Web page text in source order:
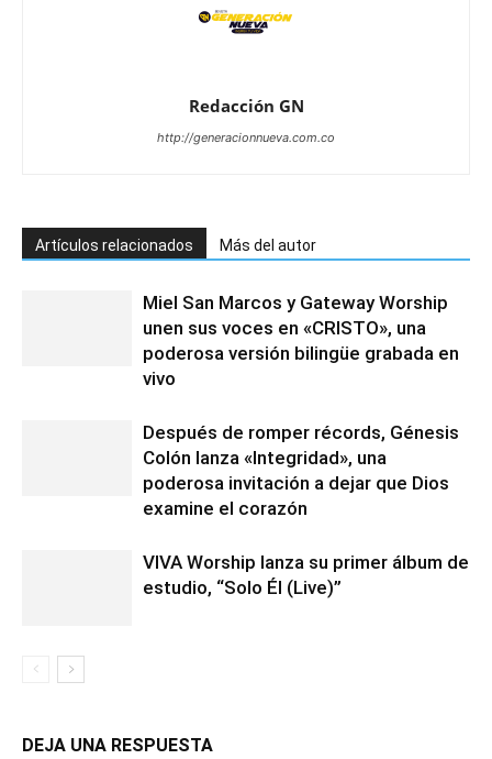
Redacción GN
http://generacionnueva.com.co
Artículos relacionados Más del autor
Miel San Marcos y Gateway Worship
unen sus voces en «CRISTO», una
poderosa versión bilingüe grabada en
vivo
Después de romper récords, Génesis
Colón lanza «Integridad», una
poderosa invitación a dejar que Dios
examine el corazón
VIVA Worship lanza su primer álbum de
estudio, “Solo Él (Live)”
DEJA UNA RESPUESTA